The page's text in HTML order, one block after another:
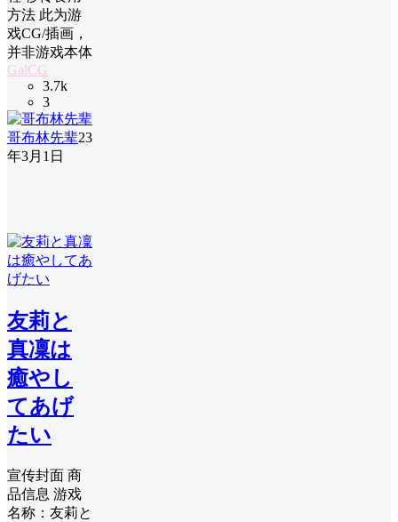
方法 此为游
戏CG/插画，
并非游戏本体
GalCG
3.7k
3
哥布林先辈23
年3月1日
友莉と
真凜は
癒やし
てあげ
たい
宣传封面 商
品信息 游戏
名称：友莉と